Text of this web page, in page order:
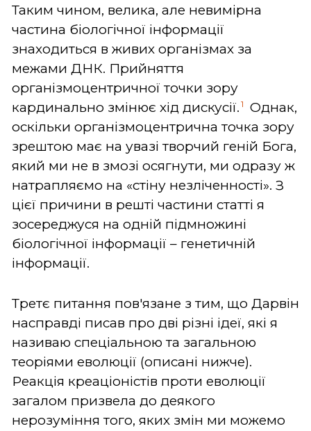
Таким чином, велика, але невимірна
частина біологічної інформації
знаходиться в живих організмах за
межами ДНК. Прийняття
організмоцентричної точки зору
кардинально змінює хід дискусії. 1
Однак,
оскільки організмоцентрична точка зору
зрештою має на увазі творчий геній Бога,
який ми не в змозі осягнути, ми одразу ж
натрапляємо на «стіну незліченності». З
цієї причини в решті частини статті я
зосереджуся на одній підмножині
біологічної інформації – генетичній
інформації.
Третє питання пов'язане з тим, що Дарвін
насправді писав про дві різні ідеї, які я
називаю спеціальною та загальною
теоріями еволюції (описані нижче).
Реакція креаціоністів проти еволюції
загалом призвела до деякого
нерозуміння того, яких змін ми можемо